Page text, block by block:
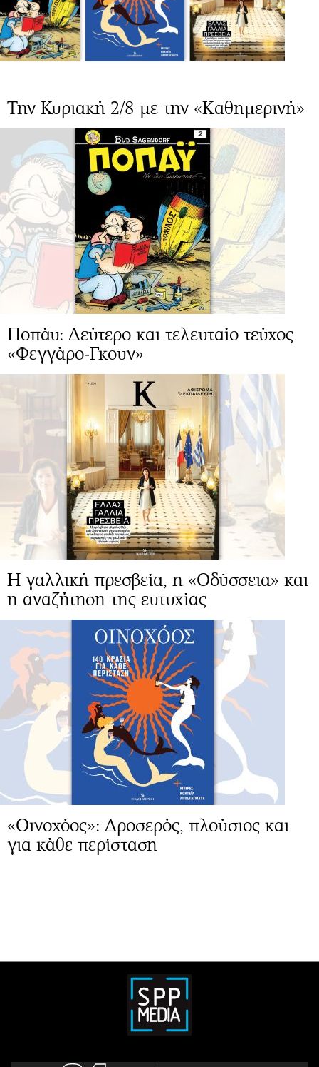
Την Κυριακή 2/8 με την «Καθημερινή»
Ποπάυ: Δεύτερο και τελευταίο τεύχος
«Φεγγάρο-Γκουν»
Η γαλλική πρεσβεία, η «Οδύσσεια» και
η αναζήτηση της ευτυχίας
«Οινοχόος»: Δροσερός, πλούσιος και
για κάθε περίσταση